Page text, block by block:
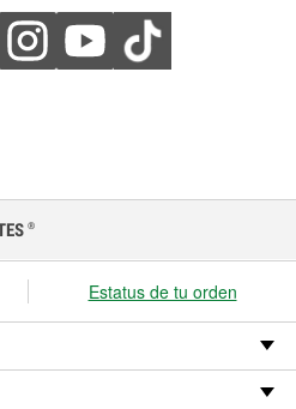
®
Estatus de tu orden